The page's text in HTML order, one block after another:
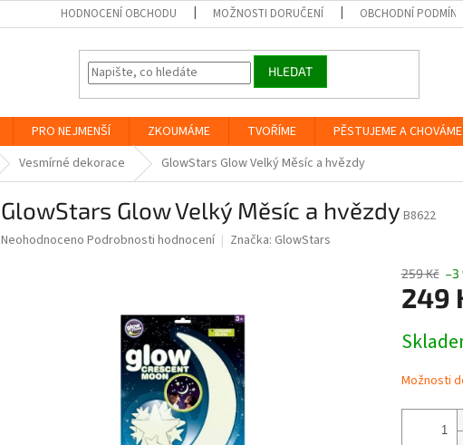
HODNOCENÍ OBCHODU MOŽNOSTI DORUČENÍ OBCHODNÍ PODMÍNKY
HLEDAT
PRO NEJMENŠÍ ZKOUMÁME TVOŘÍME PĚSTUJEME A CHOVÁME
Vesmírné dekorace GlowStars Glow Velký Měsíc a hvězdy
GlowStars Glow Velký Měsíc a hvězdy B8622
Průměrné
Neohodnoceno Podrobnosti hodnocení Značka: GlowStars
259 Kč –3
249
cena:
Možnosti